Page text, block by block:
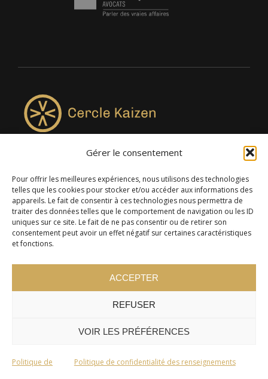
Gérer le consentement
Pour offrir les meilleures expériences, nous utilisons des technologies
telles que les cookies pour stocker et/ou accéder aux informations des
appareils. Le fait de consentir à ces technologies nous permettra de
traiter des données telles que le comportement de navigation ou les ID
uniques sur ce site. Le fait de ne pas consentir ou de retirer son
consentement peut avoir un effet négatif sur certaines caractéristiques
et fonctions.
ACCEPTER
REFUSER
VOIR LES PRÉFÉRENCES
Politique de Politique de confidentialité des renseignements
4957, rue Lionel-Groulx, bureau 819, Saint-Augustin-de-
Desmaures QC G3A 0M7
© 2024 Cercle Kaizen. Tous droits réservés -